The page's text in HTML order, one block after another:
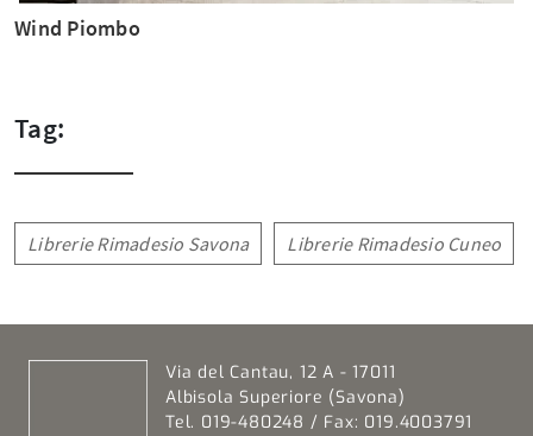
Wind Piombo
Tag:
Librerie Rimadesio Savona Librerie Rimadesio Cuneo
Via del Cantau, 12 A - 17011
Albisola Superiore (Savona)
Tel. 019-480248 / Fax: 019.4003791